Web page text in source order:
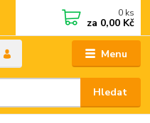
Menu
Hledat
0 ks
za 0,00 Kč